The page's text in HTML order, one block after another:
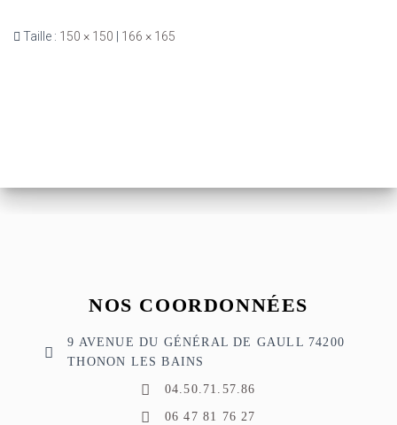
Taille : 150 × 150 166 × 165
NOS COORDONNÉES
9 AVENUE DU GÉNÉRAL DE GAULL 74200
THONON LES BAINS
04.50.71.57.86
06 47 81 76 27